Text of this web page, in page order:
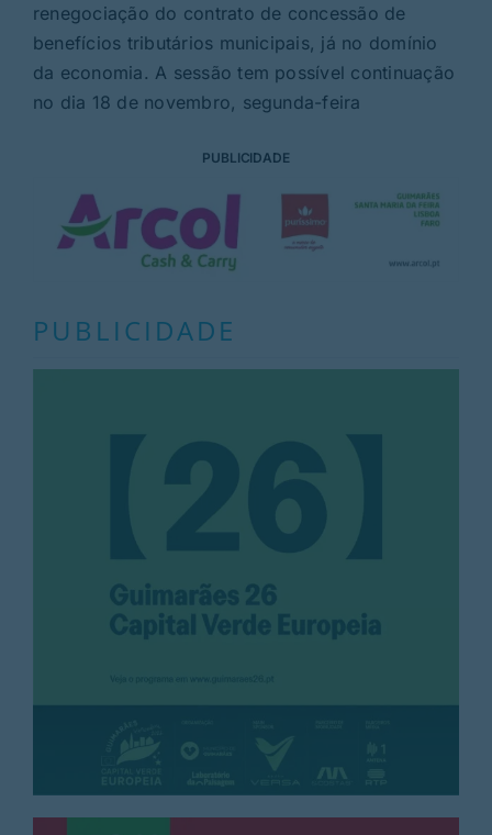
renegociação do contrato de concessão de
benefícios tributários municipais, já no domínio
da economia. A sessão tem possível continuação
no dia 18 de novembro, segunda-feira
PUBLICIDADE
PUBLICIDADE